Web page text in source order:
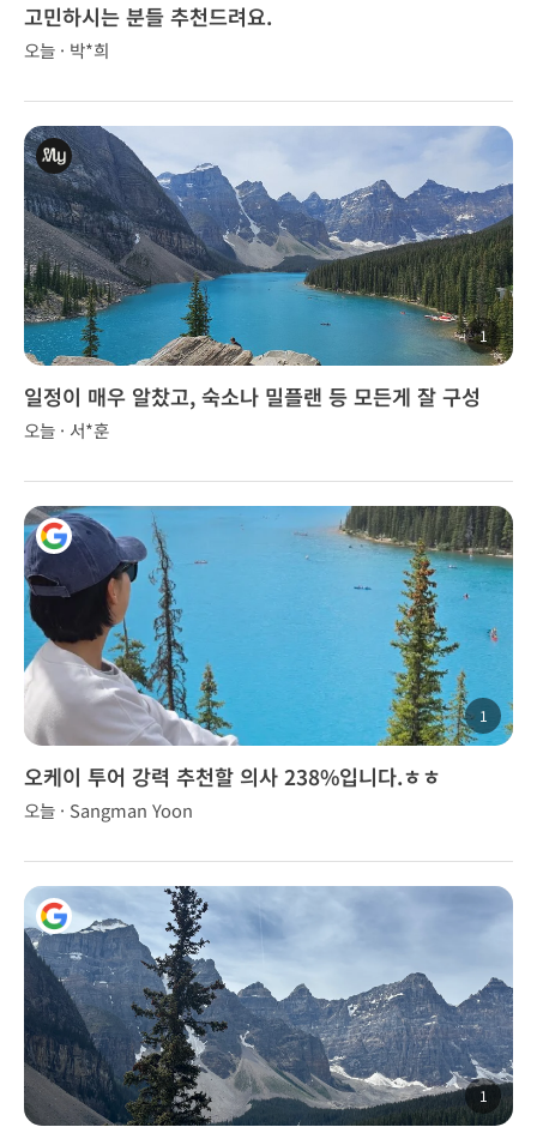
고민하시는 분들 추천드려요.
오늘 · 박*희
1
일정이 매우 알찼고, 숙소나 밀플랜 등 모든게 잘 구성
오늘 · 서*훈
1
오케이 투어 강력 추천할 의사 238%입니다.ㅎㅎ
오늘 · Sangman Yoon
1